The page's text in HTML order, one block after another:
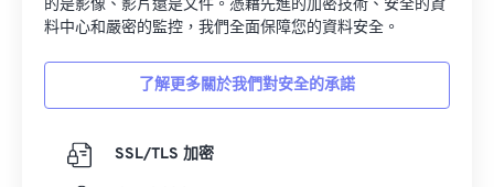
的是影像、影片還是文件。憑藉先進的加密技術、安全的資
料中心和嚴密的監控，我們全面保障您的資料安全。
了解更多關於我們對安全的承諾
SSL/TLS 加密